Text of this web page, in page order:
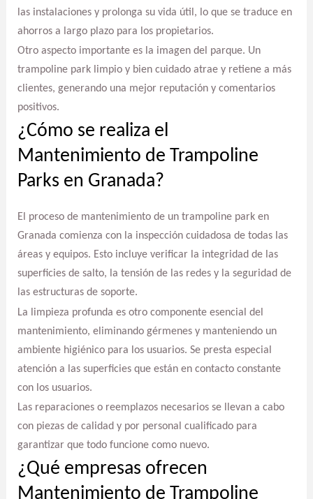
las instalaciones y prolonga su vida útil, lo que se traduce en
ahorros a largo plazo para los propietarios.
Otro aspecto importante es la imagen del parque. Un
trampoline park limpio y bien cuidado atrae y retiene a más
clientes, generando una mejor reputación y comentarios
positivos.
¿Cómo se realiza el
Mantenimiento de Trampoline
Parks en Granada?
El proceso de mantenimiento de un trampoline park en
Granada comienza con la inspección cuidadosa de todas las
áreas y equipos. Esto incluye verificar la integridad de las
superficies de salto, la tensión de las redes y la seguridad de
las estructuras de soporte.
La limpieza profunda es otro componente esencial del
mantenimiento, eliminando gérmenes y manteniendo un
ambiente higiénico para los usuarios. Se presta especial
atención a las superficies que están en contacto constante
con los usuarios.
Las reparaciones o reemplazos necesarios se llevan a cabo
con piezas de calidad y por personal cualificado para
garantizar que todo funcione como nuevo.
¿Qué empresas ofrecen
Mantenimiento de Trampoline